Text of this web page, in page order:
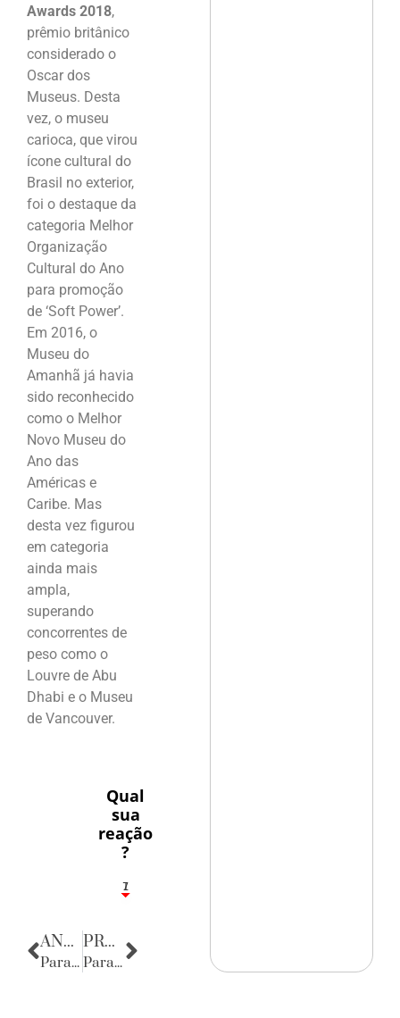
Awards 2018,
prêmio britânico
considerado o
Oscar dos
Museus. Desta
vez, o museu
carioca, que virou
ícone cultural do
Brasil no exterior,
foi o destaque da
categoria Melhor
Organização
Cultural do Ano
para promoção
de ‘Soft Power’.
Em 2016, o
Museu do
Amanhã já havia
sido reconhecido
como o Melhor
Novo Museu do
Ano das
Américas e
Caribe. Mas
desta vez figurou
em categoria
ainda mais
ampla,
superando
concorrentes de
peso como o
Louvre de Abu
Dhabi e o Museu
de Vancouver.
Qual
sua
reação
?
1
7
ANTERIOR
Parabéns
PRÓXIMA
Parabéns, Alemanha!